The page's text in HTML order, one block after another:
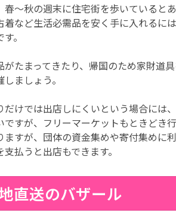
春～秋の週末に住宅街を歩いていると
着など生活必需品を安く手に入れるに
。
がたまってきたり、帰国のため家財道
しましょう。
だけでは出店しにくいという場合には
ですが、フリーマーケットもときどき
ますが、団体の資金集めや寄付集めに
支払うと出店もできます。
直送のバザール